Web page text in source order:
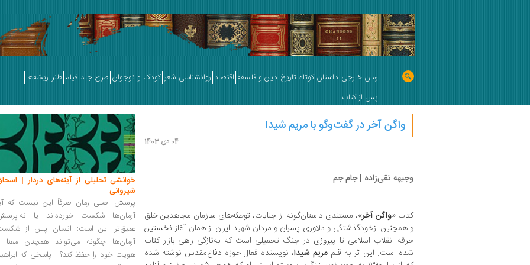
رمان خارجی داستان کوتاه تاریخ دین و فلسفه اقتصاد روانشناسی شعر کودک و نوجوان طرح جلد فیلم طنز ریشه‌ها
پس از کتاب
واگن آخر در گفت‌وگو با مریم شیدا
04 دی 1403
وجیهه تقی‌زاده | جام جم
کتاب «واگن آخر»، مستندی داستان‌گونه از جنایات، توطئه‌های سازمان مجاهدین خلق
و همچنین ازخودگذشتگی و دلاوری پسران و مردان شهید ایران از همان آغاز نخستین
جرقه انقلاب اسلامی تا پیروزی در جنگ تحمیلی است که به‌تازگی راهی بازار کتاب
شده است. این اثر به قلم مریم شیدا، نویسنده فعال حوزه دفاع‌مقدس نوشته شده
خوانشی تحلیلی از آینه‌های دردار |
شیروانی
پرسش اصلی رمان صرفاً این نیست که
آرمان‌ها شکست خورده‌اند یا
عمیق‌تر این است: انسان پس از
آرمان‌ها چگونه می‌تواند همچنان معنا
هویت خود را حفظ کند؟... پاسخی که